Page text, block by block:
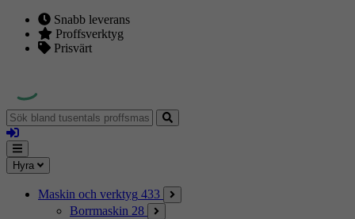
Snabb leverans
Proffsverktyg
Prisvärt
Sök
bland
tusentals
proffsmaskiner
Logga
in
Mina
sidor
Meny
Hyra
Maskin och verktyg 433
Borrmaskin 28